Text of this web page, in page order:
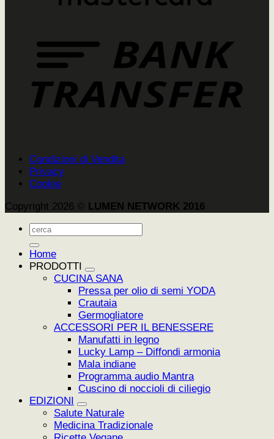
Condizioni di Vendita
Privacy
Cookie
Copyright 2026 © LUMEN NETWORK 2016
Cerca:
Home
PRODOTTI
CUCINA SANA
Pressa per olio di semi YODA
Crautaia
Germogliatore
ACCESSORI PER IL BENESSERE
Manufatti in legno
Lucky Lamp – Diffondi armonia
Mala indiane
Programma audio Mantra
Cuscino di noccioli di ciliegio
EDIZIONI
Salute Naturale
Medicina Tradizionale